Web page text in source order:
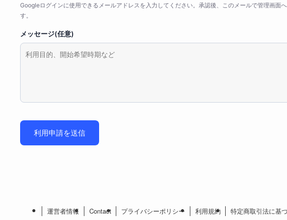
Googleログインに使用できるメールアドレスを入力してください。承認後、このメールで管理画面
す。
メッセージ(任意)
利用申請を送信
運営者情報 Contact プライバシーポリシー 利用規約 特定商取引法に基